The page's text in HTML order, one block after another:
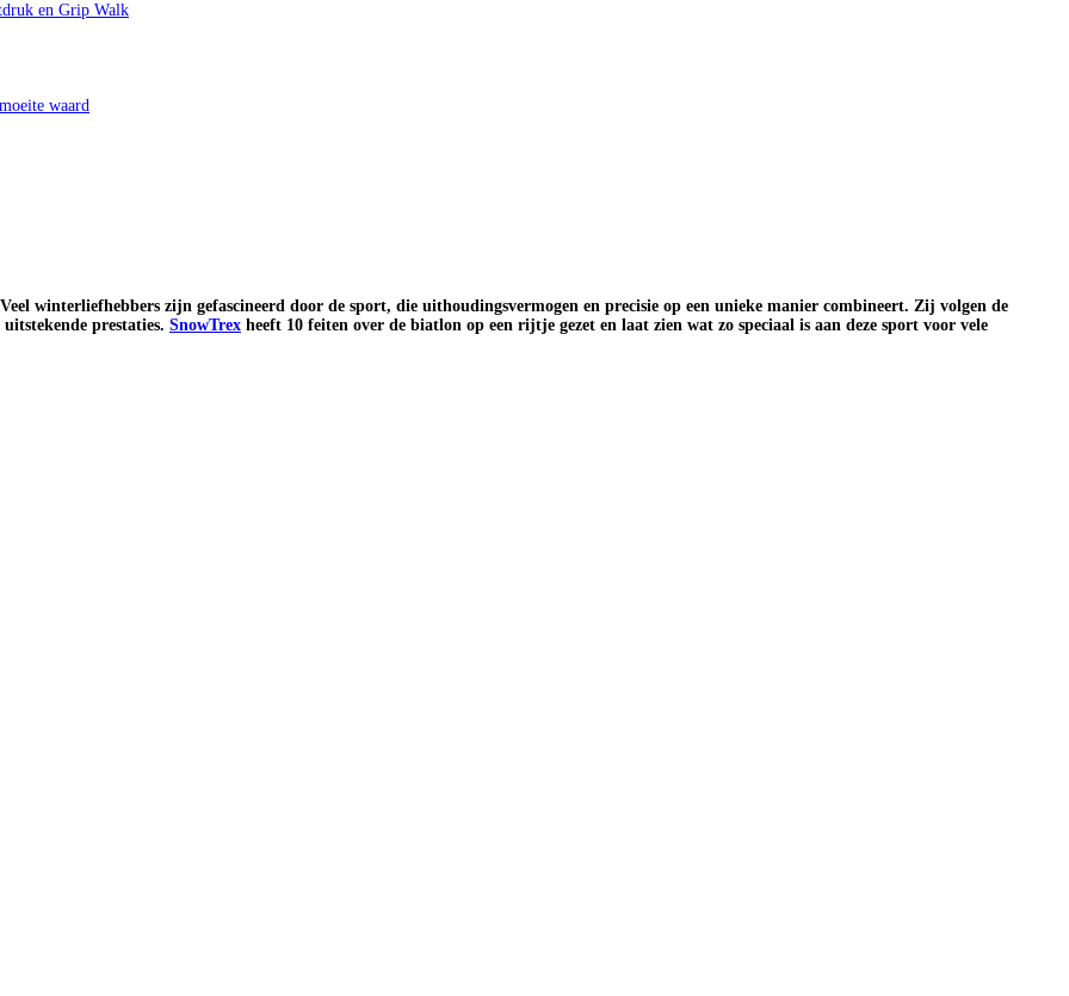
en Grip Walk
waard
winterliefhebbers zijn gefascineerd door de sport, die uithoudingsvermogen en precisie op een unieke manier combineert. Zij volgen de
prestaties. SnowTrex heeft 10 feiten over de biatlon op een rijtje gezet en laat zien wat zo speciaal is aan deze sport voor vele